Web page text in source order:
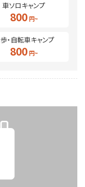
車ソロキャンプ
800
・自転車キャンプ
800